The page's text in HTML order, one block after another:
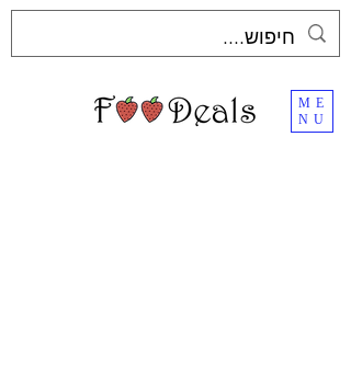
ME
NU